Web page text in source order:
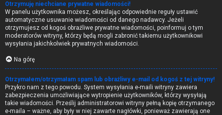
Otrzymuję niechciane prywatne wiadomości!
W panelu użytkownika możesz, określając odpowiednie reguły ustawić
automatyczne usuwanie wiadomości od danego nadawcy. Jeżeli
otrzymujesz od kogoś obraźliwe prywatne wiadomości, poinformuj o tym
moderatorów witryny, którzy będą mogli zabronić takiemu użytkownikowi
wysyłania jakichkolwiek prywatnych wiadomości.
Na górę
Otrzymałem/otrzymałam spam lub obraźliwy e-mail od kogoś z tej witryny!
Przykro nam z tego powodu. System wysyłania e-maili witryny zawiera
zabezpieczenia umożliwiające wytropienie użytkowników, którzy wysyłają
takie wiadomości. Prześlij administratorowi witryny pełną kopię otrzymanego
e-maila – ważne, aby były w niej zawarte nagłówki, ponieważ zawierają one